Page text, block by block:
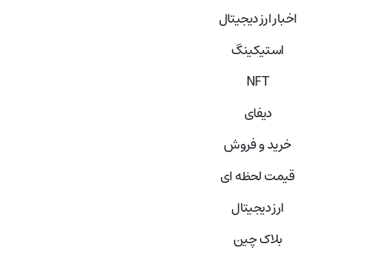
اخبار ارز دیجیتال
استیکینگ
NFT
دیفای
خرید و فروش
قیمت لحظه ای
ارز دیجیتال
بلاک‌ چین